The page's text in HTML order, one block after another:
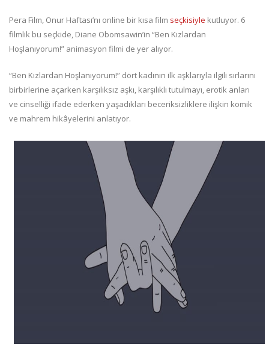
Pera Film, Onur Haftası’nı online bir kısa film seçkisiyle kutluyor. 6
filmlik bu seçkide, Diane Obomsawin’in “Ben Kızlardan
Hoşlanıyorum!” animasyon filmi de yer alıyor.
“Ben Kızlardan Hoşlanıyorum!” dört kadının ilk aşklarıyla ilgili sırlarını
birbirlerine açarken karşılıksız aşkı, karşılıklı tutulmayı, erotik anları
ve cinselliği ifade ederken yaşadıkları beceriksizliklere ilişkin komik
ve mahrem hikâyelerini anlatıyor.